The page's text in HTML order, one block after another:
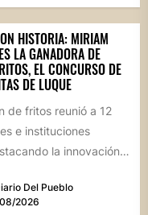
HISTORIA: MIRIAM
LA GANADORA DE
EL CONCURSO DE
DE LUQUE
de fritos reunió a 12
e instituciones
la innovación
Del Pueblo
2026